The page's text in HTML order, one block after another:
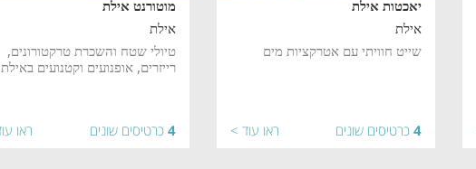
יאכטות אילת
אילת
שייט חוויתי עם אטרקציות מים
4 כרטיסים שונים ראו עוד >
מוטורנט אילת
אילת
טיולי שטח והשכרת טרקטורונים,
רייזרים, אופנועים וקטנועים באילת
4 כרטיסים שונים ראו